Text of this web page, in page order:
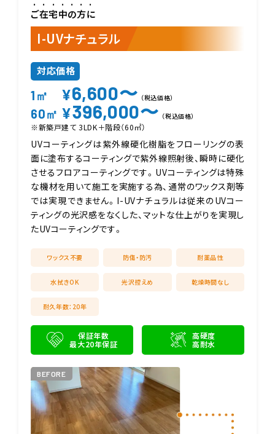
ご在宅中の方に
I-UVナチュラル
対応価格
1㎡ ¥6,600〜 （税込価格）
60㎡ ¥396,000〜 （税込価格）
※新築戸建て 3LDK＋階段（60㎡）
UVコーティングは紫外線硬化樹脂をフローリングの表
面に塗布するコーティングで紫外線照射後、瞬時に硬化
させるフロアコーティングです。UVコーティングは特殊
な機材を用いて施工を実施する為、通常のワックス剤等
では実現できません。I-UVナチュラルは従来のUVコー
ティングの光沢感をなくした、マットな仕上がりを実現し
たUVコーティングです。
ワックス不要 防傷・防汚 耐薬品性
水拭きOK 光沢控えめ 乾燥時間なし
耐久年数：20年
保証年数
最大20年保証
高硬度
高耐水